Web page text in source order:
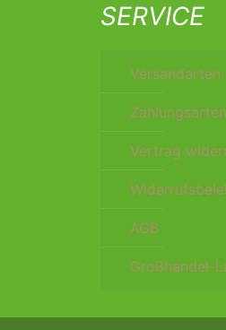
SERVICE
Versandarten
Zahlungsarten
Vertrag
AGB
Großhandel-